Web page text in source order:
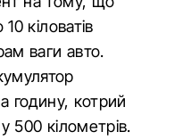
кіловатів
ваги авто.
годину, котрий
500 кілометрів.